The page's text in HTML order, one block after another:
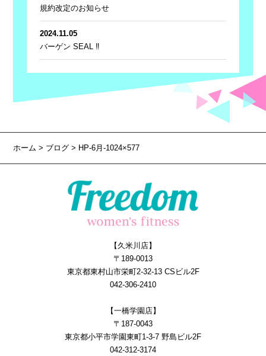
規約改定のお知らせ
2024.11.05
バーゲン SEAL ‼
ホーム> ブログ > HP-6月-1024×577
【久米川店】
〒189-0013
東京都東村山市栄町2-32-13 CSビル2F
042-306-2410
【一橋学園店】
〒187-0043
東京都小平市学園東町1-3-7 野島ビル2F
042-312-3174